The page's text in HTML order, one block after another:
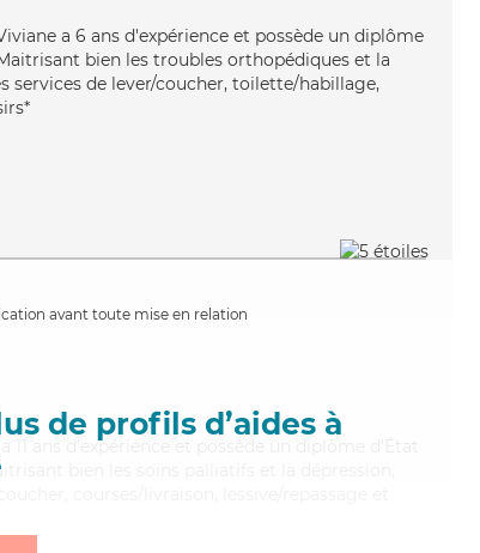
a 6 ans d'expérience et possède un diplôme
bien les troubles orthopédiques et la
services de lever/coucher, toilette/habillage,
avant toute mise en relation
de profils d’aides à
11 ans d'expérience et possède un diplôme d'État
bien les soins palliatifs et la dépression,